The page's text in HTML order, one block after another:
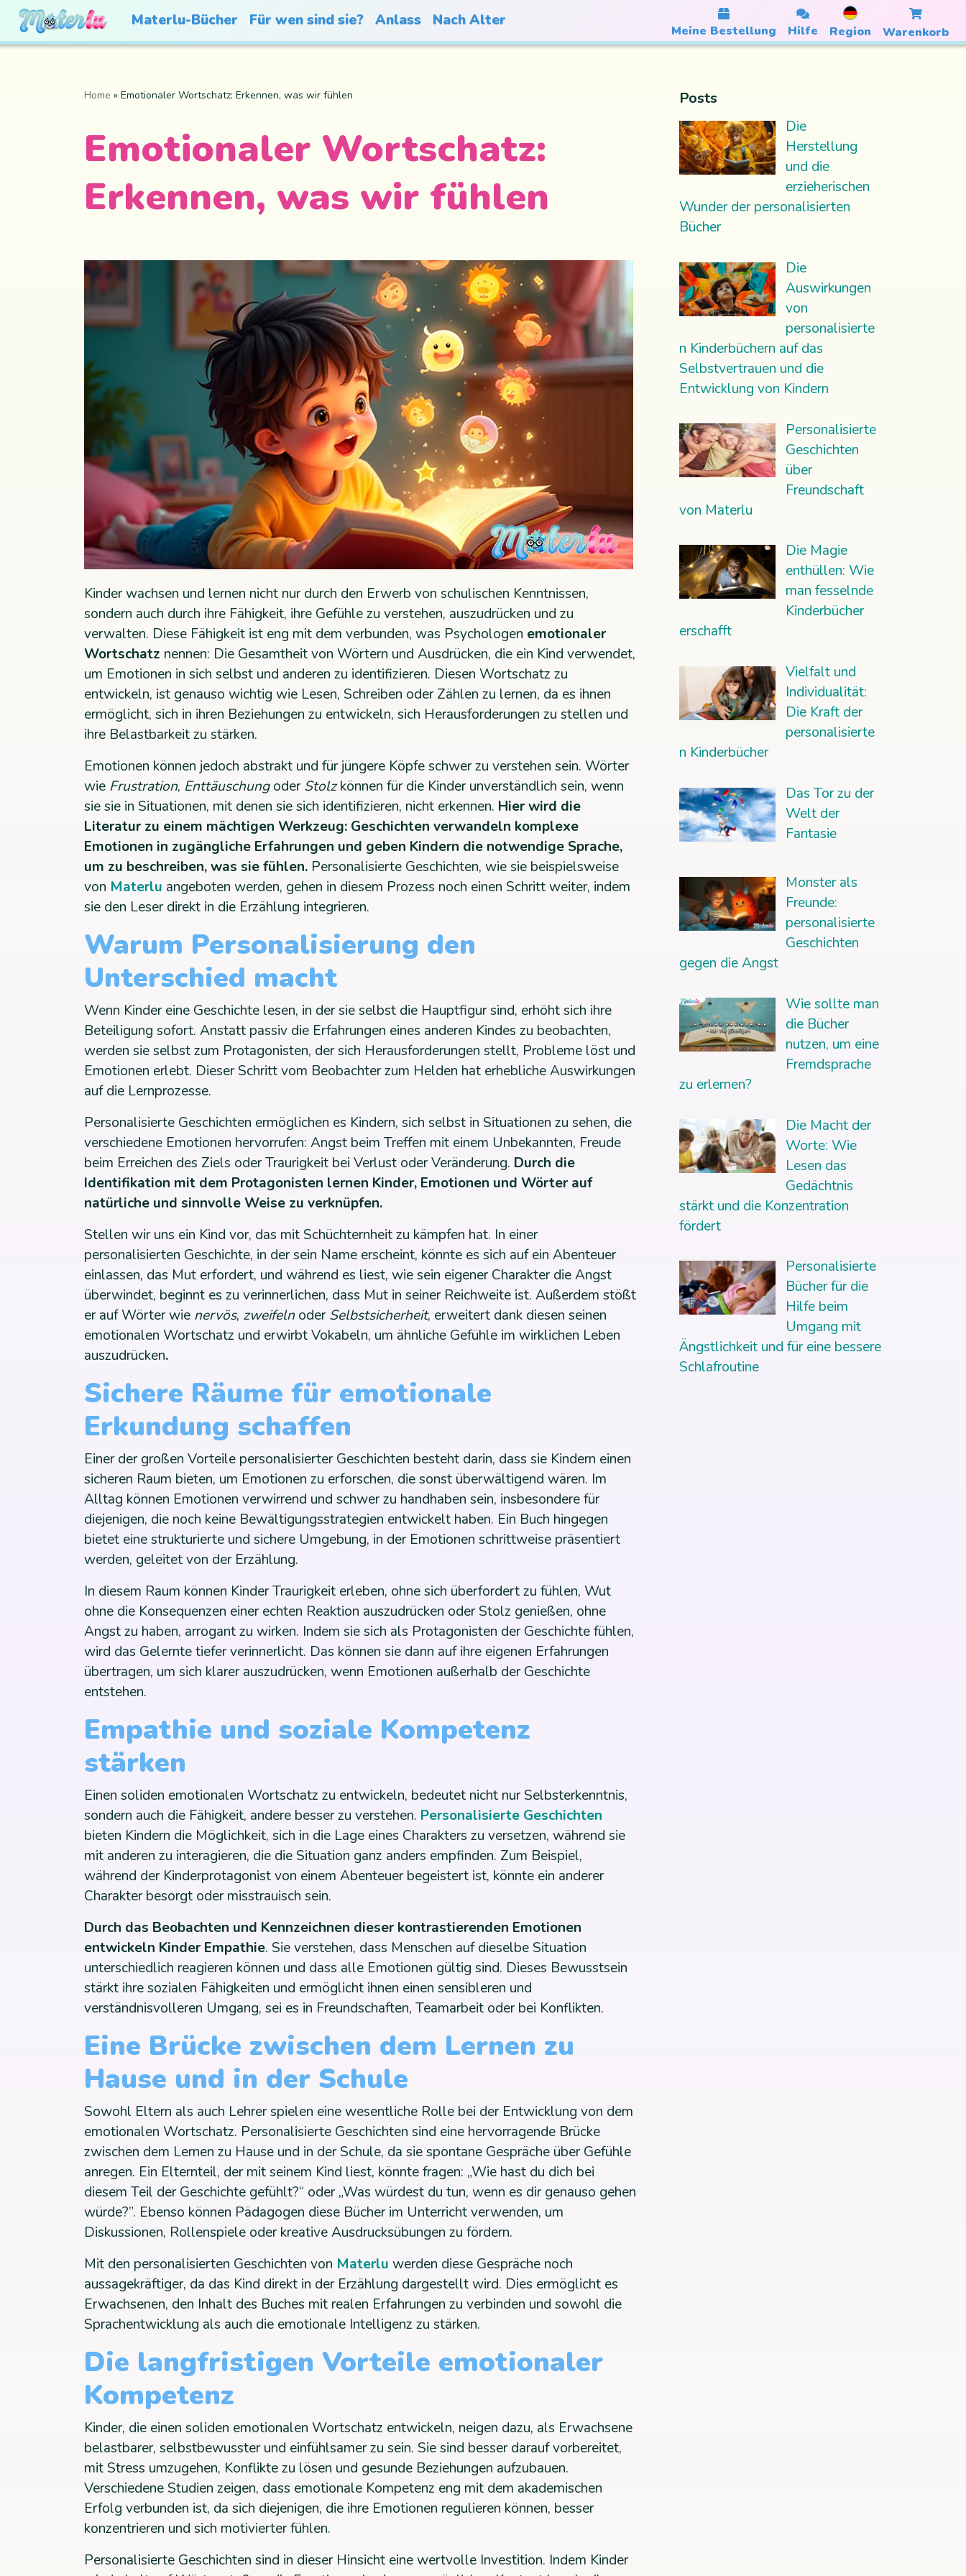
Materlu-Bücher Für wen sind sie? Anlass Nach Alter
Meine Bestellung Hilfe Region Warenkorb
Home » Emotionaler Wortschatz: Erkennen, was wir fühlen
Emotionaler Wortschatz:
Erkennen, was wir fühlen
Kinder wachsen und lernen nicht nur durch den Erwerb von schulischen Kenntnissen,
sondern auch durch ihre Fähigkeit, ihre Gefühle zu verstehen, auszudrücken und zu
verwalten. Diese Fähigkeit ist eng mit dem verbunden, was Psychologen emotionaler
Wortschatz nennen: Die Gesamtheit von Wörtern und Ausdrücken, die ein Kind verwendet,
um Emotionen in sich selbst und anderen zu identifizieren. Diesen Wortschatz zu
entwickeln, ist genauso wichtig wie Lesen, Schreiben oder Zählen zu lernen, da es ihnen
ermöglicht, sich in ihren Beziehungen zu entwickeln, sich Herausforderungen zu stellen und
ihre Belastbarkeit zu stärken.
Emotionen können jedoch abstrakt und für jüngere Köpfe schwer zu verstehen sein. Wörter
wie Frustration, EnttäuschungoderStolzkönnen für die Kinder unverständlich sein, wenn
sie sie in Situationen, mit denen sie sich identifizieren, nicht erkennen. Hier wird die
Literatur zu einem mächtigen Werkzeug: Geschichten verwandeln komplexe
Emotionen in zugängliche Erfahrungen und geben Kindern die notwendige Sprache,
um zu beschreiben, was sie fühlen. Personalisierte Geschichten, wie sie beispielsweise
von Materlu angeboten werden, gehen in diesem Prozess noch einen Schritt weiter, indem
sie den Leser direkt in die Erzählung integrieren.
Warum Personalisierung den
Unterschied macht
Wenn Kinder eine Geschichte lesen, in der sie selbst die Hauptfigur sind, erhöht sich ihre
Beteiligung sofort. Anstatt passiv die Erfahrungen eines anderen Kindes zu beobachten,
werden sie selbst zum Protagonisten, der sich Herausforderungen stellt, Probleme löst und
Emotionen erlebt. Dieser Schritt vom Beobachter zum Helden hat erhebliche Auswirkungen
auf die Lernprozesse.
Personalisierte Geschichten ermöglichen es Kindern, sich selbst in Situationen zu sehen, die
verschiedene Emotionen hervorrufen: Angst beim Treffen mit einem Unbekannten, Freude
beim Erreichen des Ziels oder Traurigkeit bei Verlust oder Veränderung. Durch die
Identifikation mit dem Protagonisten lernen Kinder, Emotionen und Wörter auf
natürliche und sinnvolle Weise zu verknüpfen.
Stellen wir uns ein Kind vor, das mit Schüchternheit zu kämpfen hat. In einer
personalisierten Geschichte, in der sein Name erscheint, könnte es sich auf ein Abenteuer
einlassen, das Mut erfordert, und während es liest, wie sein eigener Charakter die Angst
überwindet, beginnt es zu verinnerlichen, dass Mut in seiner Reichweite ist. Außerdem stößt
er auf Wörter wie nervös, zweifelnoderSelbstsicherheit, erweitert dank diesen seinen
emotionalen Wortschatz und erwirbt Vokabeln, um ähnliche Gefühle im wirklichen Leben
auszudrücken.
Sichere Räume für emotionale
Erkundung schaffen
Einer der großen Vorteile personalisierter Geschichten besteht darin, dass sie Kindern einen
sicheren Raum bieten, um Emotionen zu erforschen, die sonst überwältigend wären. Im
Alltag können Emotionen verwirrend und schwer zu handhaben sein, insbesondere für
diejenigen, die noch keine Bewältigungsstrategien entwickelt haben. Ein Buch hingegen
bietet eine strukturierte und sichere Umgebung, in der Emotionen schrittweise präsentiert
werden, geleitet von der Erzählung.
In diesem Raum können Kinder Traurigkeit erleben, ohne sich überfordert zu fühlen, Wut
ohne die Konsequenzen einer echten Reaktion auszudrücken oder Stolz genießen, ohne
Angst zu haben, arrogant zu wirken. Indem sie sich als Protagonisten der Geschichte fühlen,
wird das Gelernte tiefer verinnerlicht. Das können sie dann auf ihre eigenen Erfahrungen
übertragen, um sich klarer auszudrücken, wenn Emotionen außerhalb der Geschichte
entstehen.
Empathie und soziale Kompetenz
stärken
Einen soliden emotionalen Wortschatz zu entwickeln, bedeutet nicht nur Selbsterkenntnis,
sondern auch die Fähigkeit, andere besser zu verstehen. Personalisierte Geschichten
bieten Kindern die Möglichkeit, sich in die Lage eines Charakters zu versetzen, während sie
mit anderen zu interagieren, die die Situation ganz anders empfinden. Zum Beispiel,
während der Kinderprotagonist von einem Abenteuer begeistert ist, könnte ein anderer
Charakter besorgt oder misstrauisch sein.
Durch das Beobachten und Kennzeichnen dieser kontrastierenden Emotionen
entwickeln Kinder Empathie. Sie verstehen, dass Menschen auf dieselbe Situation
unterschiedlich reagieren können und dass alle Emotionen gültig sind. Dieses Bewusstsein
stärkt ihre sozialen Fähigkeiten und ermöglicht ihnen einen sensibleren und
verständnisvolleren Umgang, sei es in Freundschaften, Teamarbeit oder bei Konflikten.
Eine Brücke zwischen dem Lernen zu
Hause und in der Schule
Sowohl Eltern als auch Lehrer spielen eine wesentliche Rolle bei der Entwicklung von dem
emotionalen Wortschatz. Personalisierte Geschichten sind eine hervorragende Brücke
zwischen dem Lernen zu Hause und in der Schule, da sie spontane Gespräche über Gefühle
anregen. Ein Elternteil, der mit seinem Kind liest, könnte fragen: „Wie hast du dich bei
diesem Teil der Geschichte gefühlt?“ oder „Was würdest du tun, wenn es dir genauso gehen
würde?”. Ebenso können Pädagogen diese Bücher im Unterricht verwenden, um
Diskussionen, Rollenspiele oder kreative Ausdrucksübungen zu fördern.
Mit den personalisierten Geschichten von Materlu werden diese Gespräche noch
aussagekräftiger, da das Kind direkt in der Erzählung dargestellt wird. Dies ermöglicht es
Erwachsenen, den Inhalt des Buches mit realen Erfahrungen zu verbinden und sowohl die
Sprachentwicklung als auch die emotionale Intelligenz zu stärken.
Die langfristigen Vorteile emotionaler
Kompetenz
Kinder, die einen soliden emotionalen Wortschatz entwickeln, neigen dazu, als Erwachsene
belastbarer, selbstbewusster und einfühlsamer zu sein. Sie sind besser darauf vorbereitet,
mit Stress umzugehen, Konflikte zu lösen und gesunde Beziehungen aufzubauen.
Verschiedene Studien zeigen, dass emotionale Kompetenz eng mit dem akademischen
Erfolg verbunden ist, da sich diejenigen, die ihre Emotionen regulieren können, besser
konzentrieren und sich motivierter fühlen.
Personalisierte Geschichten sind in dieser Hinsicht eine wertvolle Investition. Indem Kinder
Posts
Die
Herstellung
und die
erzieherischen
Wunder der personalisierten
Bücher
Die
Auswirkungen
von
personalisierte
n Kinderbüchern auf das
Selbstvertrauen und die
Entwicklung von Kindern
Personalisierte
Geschichten
über
Freundschaft
von Materlu
Die Magie
enthüllen: Wie
man fesselnde
Kinderbücher
erschafft
Vielfalt und
Individualität:
Die Kraft der
personalisierte
n Kinderbücher
Das Tor zu der
Welt der
Fantasie
Monster als
Freunde:
personalisierte
Geschichten
gegen die Angst
Wie sollte man
die Bücher
nutzen, um eine
Fremdsprache
zu erlernen?
Die Macht der
Worte: Wie
Lesen das
Gedächtnis
stärkt und die Konzentration
fördert
Personalisierte
Bücher für die
Hilfe beim
Umgang mit
Ängstlichkeit und für eine bessere
Schlafroutine